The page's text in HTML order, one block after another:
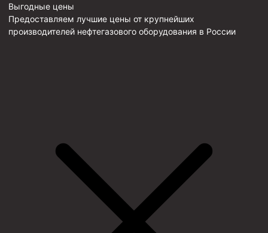
Выгодные цены
Предоставляем лучшие цены от крупнейших
производителей нефтегазового оборудования в России